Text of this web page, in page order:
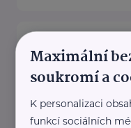
Zdravotnické
PZT, s.r.o.
Palackého 187
Společnost
, působící na
Maximální
soukromí a
K personalizaci
funkcí sociálních